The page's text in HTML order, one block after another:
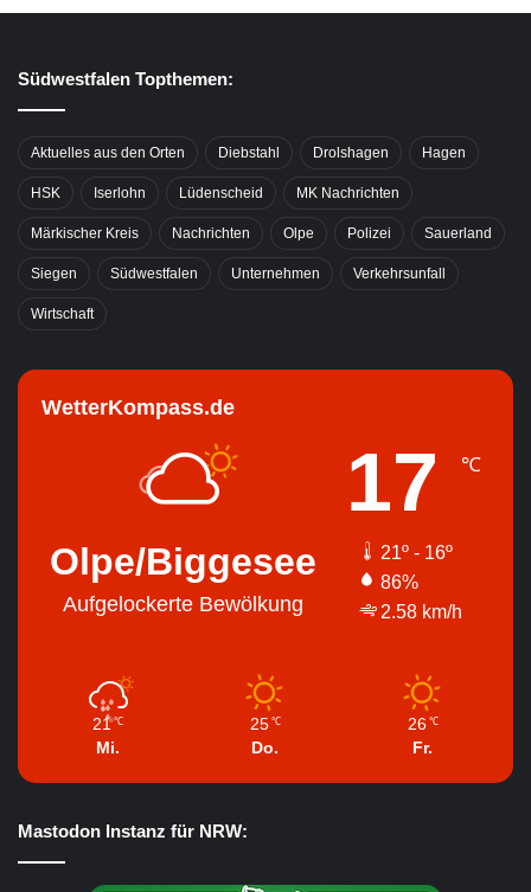
Südwestfalen Topthemen:
Aktuelles aus den Orten Diebstahl Drolshagen Hagen
HSK Iserlohn Lüdenscheid MK Nachrichten
Märkischer Kreis Nachrichten Olpe Polizei Sauerland
Siegen Südwestfalen Unternehmen Verkehrsunfall
Wirtschaft
WetterKompass.de
Olpe/Biggesee
Aufgelockerte Bewölkung
17 ℃
21º - 16º
86%
2.58 km/h
21 ℃
Mi.
25 ℃
Do.
26 ℃
Fr.
Mastodon Instanz für NRW: